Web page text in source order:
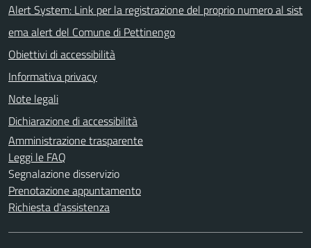
Alert System: Link per la registrazione del proprio numero al sist
ema alert del Comune di Pettinengo
Obiettivi di accessibilità
Informativa privacy
Note legali
Dichiarazione di accessibilità
Amministrazione trasparente
Leggi le FAQ
Segnalazione disservizio
Prenotazione appuntamento
Richiesta d'assistenza